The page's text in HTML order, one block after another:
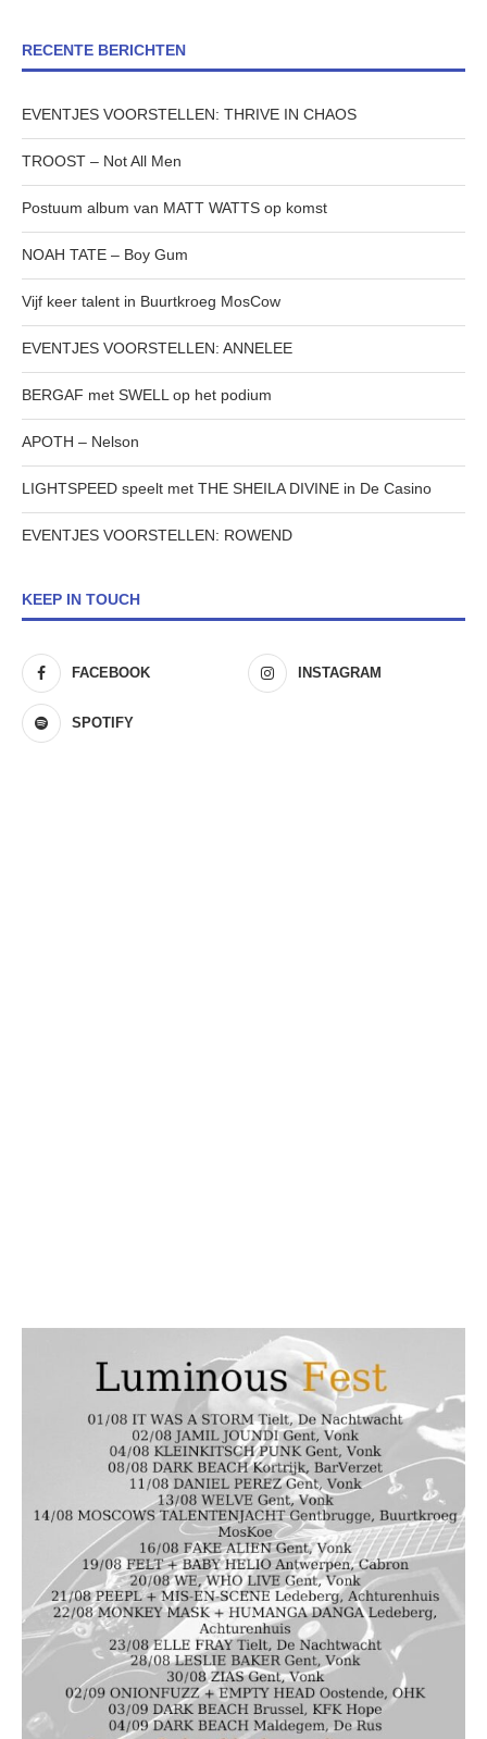
RECENTE BERICHTEN
EVENTJES VOORSTELLEN: THRIVE IN CHAOS
TROOST – Not All Men
Postuum album van MATT WATTS op komst
NOAH TATE – Boy Gum
Vijf keer talent in Buurtkroeg MosCow
EVENTJES VOORSTELLEN: ANNELEE
BERGAF met SWELL op het podium
APOTH – Nelson
LIGHTSPEED speelt met THE SHEILA DIVINE in De Casino
EVENTJES VOORSTELLEN: ROWEND
KEEP IN TOUCH
FACEBOOK INSTAGRAM
SPOTIFY